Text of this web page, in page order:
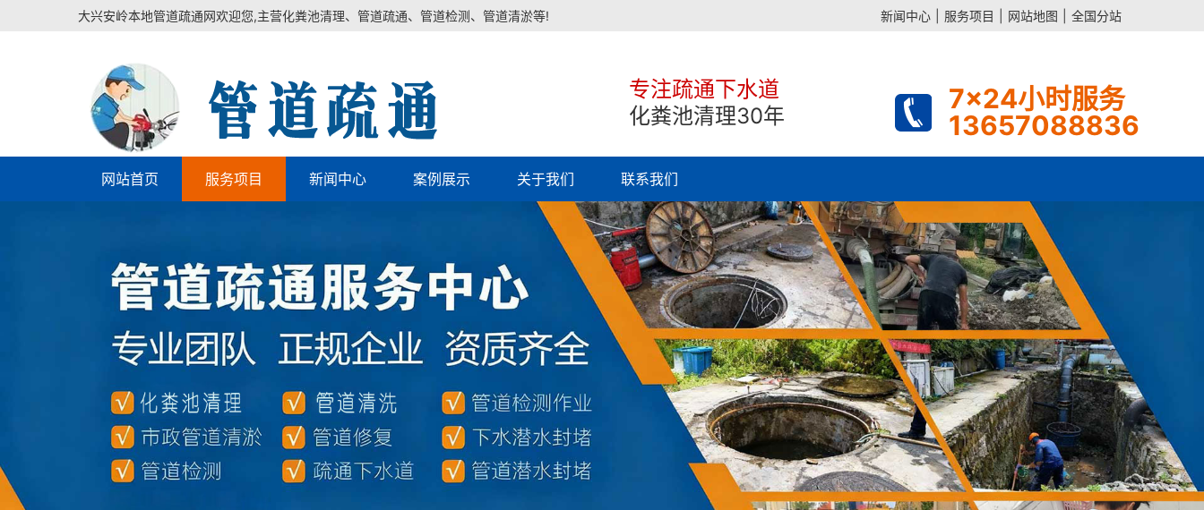
大兴安岭本地管道疏通网欢迎您,主营化粪池清理、管道疏通、管道检测、管道清淤等! 新闻中心 服务项目 网站地图 全国分站
专注疏通下水道
化粪池清理30年
7x24小时服务
13657088836
网站首页 服务项目 新闻中心 案例展示 关于我们 联系我们